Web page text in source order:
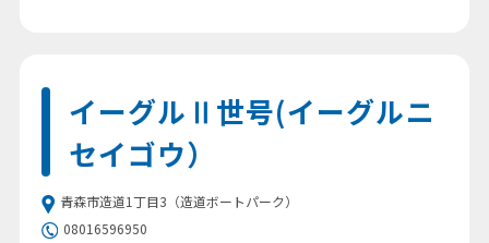
イーグルⅡ世号(イーグルニ
セイゴウ）
青森市造道1丁目3（造道ボートパーク）
08016596950